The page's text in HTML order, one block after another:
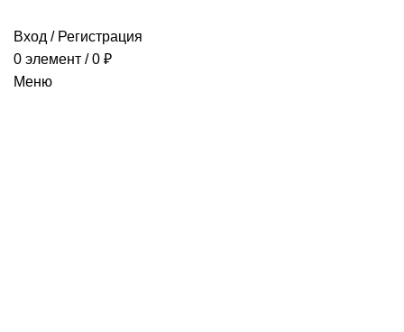
Вход / Регистрация
0 элемент / 0 ₽
Меню